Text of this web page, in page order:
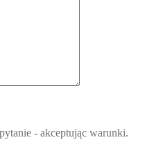
- akceptując warunki.